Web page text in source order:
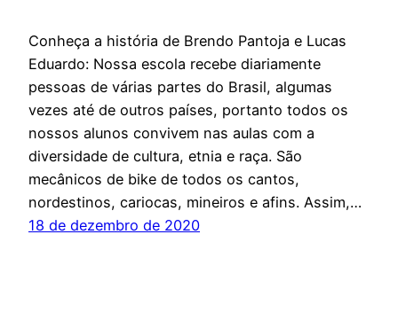
Conheça a história de Brendo Pantoja e Lucas
Eduardo: Nossa escola recebe diariamente
pessoas de várias partes do Brasil, algumas
vezes até de outros países, portanto todos os
nossos alunos convivem nas aulas com a
diversidade de cultura, etnia e raça. São
mecânicos de bike de todos os cantos,
nordestinos, cariocas, mineiros e afins. Assim,…
18 de dezembro de 2020